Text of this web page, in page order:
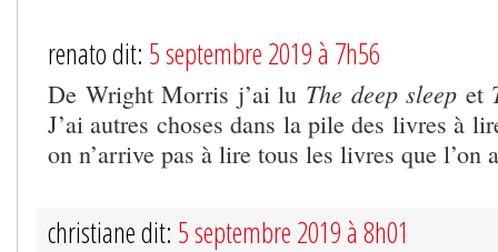
renato dit: 5 septembre 2019 à 7h56
De Wright Morris j’ai lu The deep sleep et
J’ai autres choses dans la pile des livres à
on n’arrive pas à lire tous les livres que l’on
christiane dit: 5 septembre 2019 à 8h01